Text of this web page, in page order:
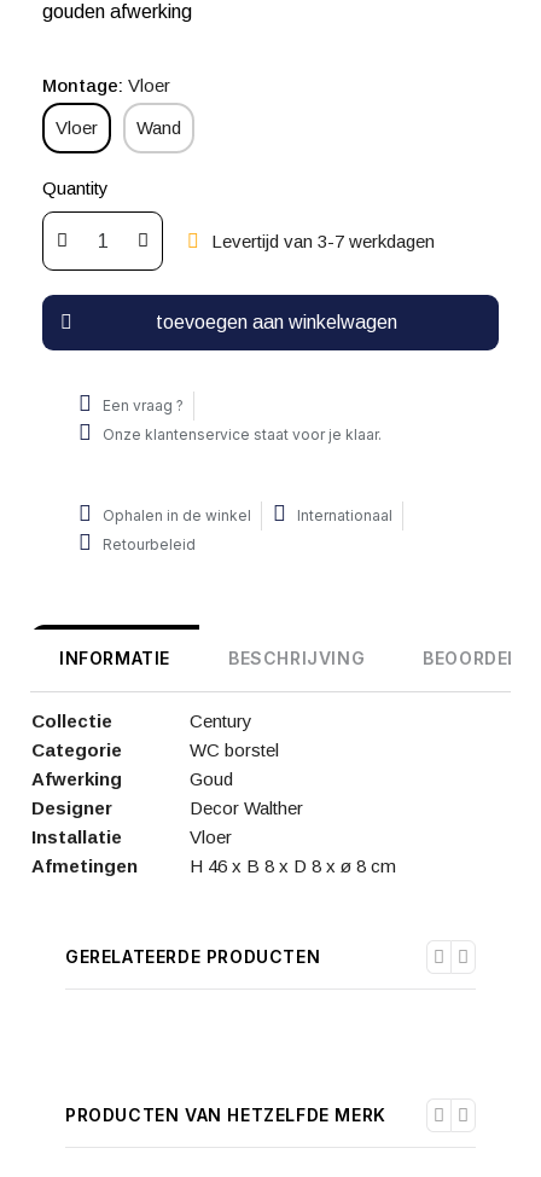
gouden afwerking
Montage Vloer
Vloer Wand
Quantity
Levertijd van 3-7 werkdagen
toevoegen aan winkelwagen
Een vraag ?
Onze klantenservice staat voor je klaar.
Ophalen in de winkel
Internationaal
Retourbeleid
INFORMATIE BESCHRIJVING
Collectie
Century
Categorie
WC borstel
Afwerking
Goud
Designer
Decor Walther
Installatie
Vloer
Afmetingen
H 46 x B 8 x D 8 x ø 8 cm
GERELATEERDE PRODUCTEN
PRODUCTEN VAN HETZELFDE MERK